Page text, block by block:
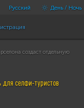
Русский День / Ночь
создаст отдельную
для селфи-туристов